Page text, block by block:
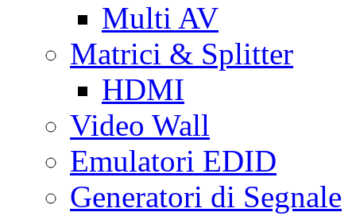
Multi AV
Matrici & Splitter
HDMI
Video Wall
Emulatori EDID
Generatori di Segnale